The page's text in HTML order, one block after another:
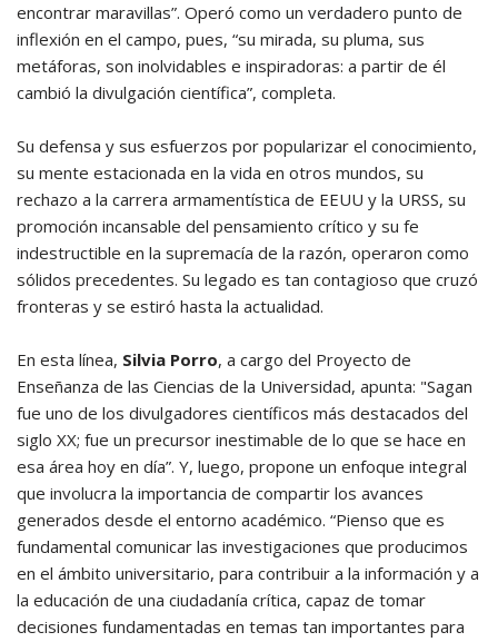
encontrar maravillas”. Operó como un verdadero punto de
inflexión en el campo, pues, “su mirada, su pluma, sus
metáforas, son inolvidables e inspiradoras: a partir de él
cambió la divulgación científica”, completa.
Su defensa y sus esfuerzos por popularizar el conocimiento,
su mente estacionada en la vida en otros mundos, su
rechazo a la carrera armamentística de EEUU y la URSS, su
promoción incansable del pensamiento crítico y su fe
indestructible en la supremacía de la razón, operaron como
sólidos precedentes. Su legado es tan contagioso que cruzó
fronteras y se estiró hasta la actualidad.
En esta línea, Silvia Porro, a cargo del Proyecto de
Enseñanza de las Ciencias de la Universidad, apunta: "Sagan
fue uno de los divulgadores científicos más destacados del
siglo XX; fue un precursor inestimable de lo que se hace en
esa área hoy en día”. Y, luego, propone un enfoque integral
que involucra la importancia de compartir los avances
generados desde el entorno académico. “Pienso que es
fundamental comunicar las investigaciones que producimos
en el ámbito universitario, para contribuir a la información y a
la educación de una ciudadanía crítica, capaz de tomar
decisiones fundamentadas en temas tan importantes para